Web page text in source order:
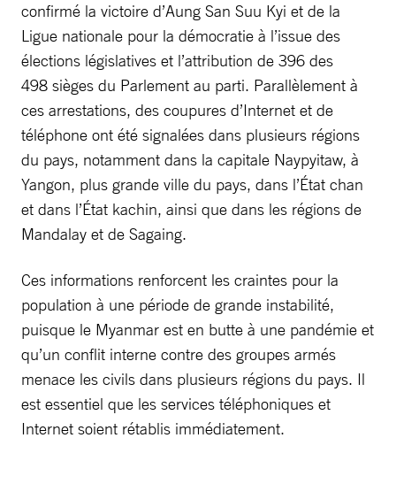
confirmé la victoire d’Aung San Suu Kyi et de la
Ligue nationale pour la démocratie à l’issue des
élections législatives et l’attribution de 396 des
498 sièges du Parlement au parti. Parallèlement à
ces arrestations, des coupures d’Internet et de
téléphone ont été signalées dans plusieurs régions
du pays, notamment dans la capitale Naypyitaw, à
Yangon, plus grande ville du pays, dans l’État chan
et dans l’État kachin, ainsi que dans les régions de
Mandalay et de Sagaing.
Ces informations renforcent les craintes pour la
population à une période de grande instabilité,
puisque le Myanmar est en butte à une pandémie et
qu’un conflit interne contre des groupes armés
menace les civils dans plusieurs régions du pays. Il
est essentiel que les services téléphoniques et
Internet soient rétablis immédiatement.